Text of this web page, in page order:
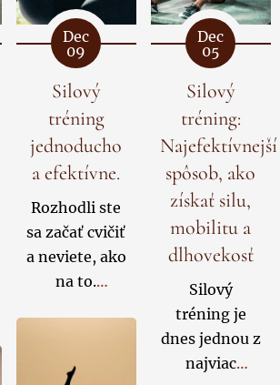
Dec
09
Silový
tréning
jednoducho
a efektívne.
Rozhodli ste
sa začať cvičiť
a neviete, ako
na to.
vybrať a ako
Dec
05
Silový
tréning:
Najefektívnejší
spôsob, ako
získať silu,
mobilitu a
dlhovekosť
Silový
tréning je
dnes jednou z
najviac